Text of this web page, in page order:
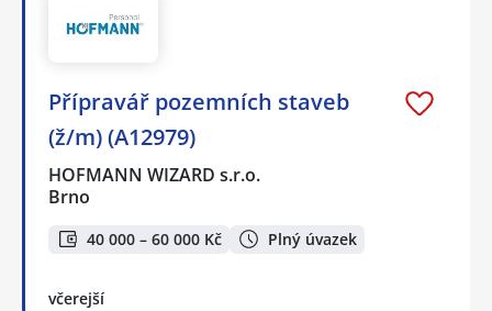
Přípravář pozemních staveb
(ž/m) (A12979)
HOFMANN WIZARD s.r.o.
Brno
40 000 – 60 000 Kč Plný úvazek
včerejší